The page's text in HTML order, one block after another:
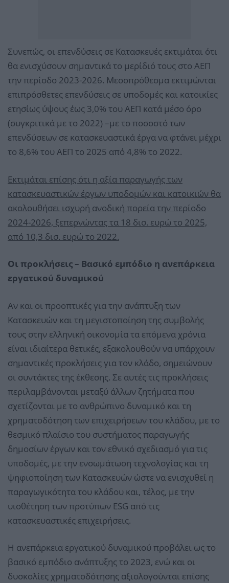
Συνεπώς, οι επενδύσεις σε Κατασκευές εκτιμάται ότι
θα ενισχύσουν σημαντικά το μερίδιό τους στο ΑΕΠ
την περίοδο 2023-2026. Μεσοπρόθεσμα εκτιμώνται
επιπρόσθετες επενδύσεις σε υποδομές και κατοικίες
ετησίως ύψους έως 3,0% του ΑΕΠ κατά μέσο όρο
(συγκριτικά με το 2022) –με το ποσοστό των
επενδύσεων σε κατασκευαστικά έργα να φτάνει μέχρι
το 8,6% του ΑΕΠ το 2025 από 4,8% το 2022.
Εκτιμάται επίσης ότι η αξία παραγωγής των
κατασκευαστικών έργων υποδομών και κατοικιών θα
ακολουθήσει ισχυρή ανοδική πορεία την περίοδο
2024-2026, ξεπερνώντας τα 18 δισ. ευρώ το 2025,
από 10,3 δισ. ευρώ το 2022.
Οι προκλήσεις – Βασικό εμπόδιο η ανεπάρκεια
εργατικού δυναμικού
Αν και οι προοπτικές για την ανάπτυξη των
Κατασκευών και τη μεγιστοποίηση της συμβολής
τους στην ελληνική οικονομία τα επόμενα χρόνια
είναι ιδιαίτερα θετικές, εξακολουθούν να υπάρχουν
σημαντικές προκλήσεις για τον κλάδο, σημειώνουν
οι συντάκτες της έκθεσης. Σε αυτές τις προκλήσεις
περιλαμβάνονται μεταξύ άλλων ζητήματα που
σχετίζονται με το ανθρώπινο δυναμικό και τη
χρηματοδότηση των επιχειρήσεων του κλάδου, με το
θεσμικό πλαίσιο του συστήματος παραγωγής
δημοσίων έργων και τον εθνικό σχεδιασμό για τις
υποδομές, με την ενσωμάτωση τεχνολογίας και τη
ψηφιοποίηση των Κατασκευών ώστε να ενισχυθεί η
παραγωγικότητα του κλάδου και, τέλος, με την
υιοθέτηση των προτύπων ESG από τις
κατασκευαστικές επιχειρήσεις.
Η ανεπάρκεια εργατικού δυναμικού προβάλει ως το
βασικό εμπόδιο ανάπτυξης το 2023, ενώ και οι
δυσκολίες χρηματοδότησης αξιολογούνται επίσης